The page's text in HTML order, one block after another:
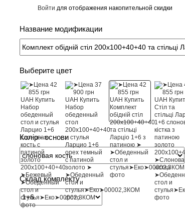
Войти для отображения накопительной скидки
Название модификации
Выберите цвет
Колір - основи
Склад комплекту